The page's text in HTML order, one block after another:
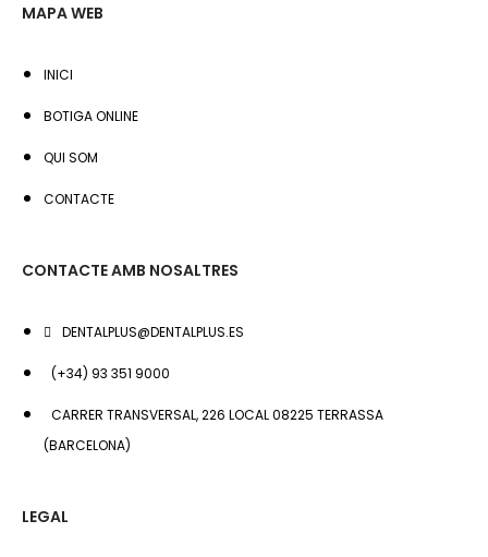
MAPA WEB
INICI
BOTIGA ONLINE
QUI SOM
CONTACTE
CONTACTE AMB NOSALTRES
DENTALPLUS@DENTALPLUS.ES
(+34) 93 351 9000
CARRER TRANSVERSAL, 226 LOCAL 08225 TERRASSA
(BARCELONA)
LEGAL